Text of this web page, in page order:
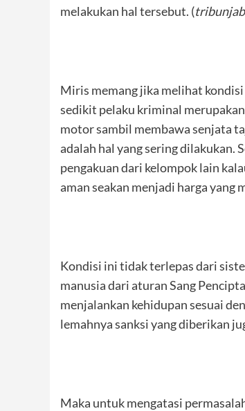
melakukan hal tersebut. (
Miris memang jika melihat
sedikit pelaku kriminal
motor sambil membawa senjata
adalah hal yang sering dilakukan.
pengakuan dari kelompok lain
aman seakan menjadi harga yang
Kondisi ini tidak terlepas dari
manusia dari aturan Sang
menjalankan kehidupan sesuai
lemahnya sanksi yang diberikan
Maka untuk mengatasi